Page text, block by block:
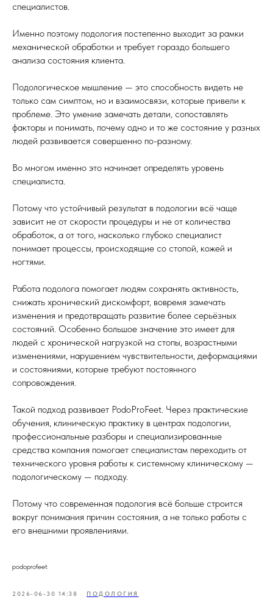
специалистов.
Именно поэтому подология постепенно выходит за рамки
механической обработки и требует гораздо большего
анализа состояния клиента.
Подологическое мышление — это способность видеть не
только сам симптом, но и взаимосвязи, которые привели к
проблеме. Это умение замечать детали, сопоставлять
факторы и понимать, почему одно и то же состояние у разных
людей развивается совершенно по-разному.
Во многом именно это начинает определять уровень
специалиста.
Потому что устойчивый результат в подологии всё чаще
зависит не от скорости процедуры и не от количества
обработок, а от того, насколько глубоко специалист
понимает процессы, происходящие со стопой, кожей и
ногтями.
Работа подолога помогает людям сохранять активность,
снижать хронический дискомфорт, вовремя замечать
изменения и предотвращать развитие более серьёзных
состояний. Особенно большое значение это имеет для
людей с хронической нагрузкой на стопы, возрастными
изменениями, нарушением чувствительности, деформациями
и состояниями, которые требуют постоянного
сопровождения.
Такой подход развивает PodoProFeet. Через практические
обучения, клиническую практику в центрах подологии,
профессиональные разборы и специализированные
средства компания помогает специалистам переходить от
технического уровня работы к системному клиническому —
подологическому — подходу.
Потому что современная подология всё больше строится
вокруг понимания причин состояния, а не только работы с
его внешними проявлениями.
podoprofeet
2026-06-30 14:38 ПОДОЛОГИЯ